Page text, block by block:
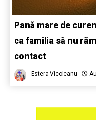
Pană mare de
ca familia să nu
contact
Estera Vicoleanu